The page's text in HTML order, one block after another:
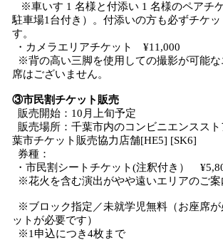
※車いす 1 名様と付添い 1 名様のペアチ
駐車場1台付き）。付添いの方も必ずチケ
す。
・カメラエリアチケット ¥11,000
※背の高い三脚を使用しての撮影が可能な
席はございません。
③市民割チケット販売
販売開始：10月上旬予定
販売場所：千葉市内のコンビニエンスス
葉市チケット販売協力店舗[HE5] [SK6]
券種：
・市民割シートチケット(注釈付き）
※花火を含む演出がやや遠いエリアのご案
※ブロック指定／未就学児無料（お座席が
ットが必要です）
※1申込につき4枚まで